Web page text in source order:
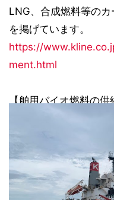
LNG、合成燃料等の
を掲げています。
https://
ment.html
【舶用バイオ燃料の供